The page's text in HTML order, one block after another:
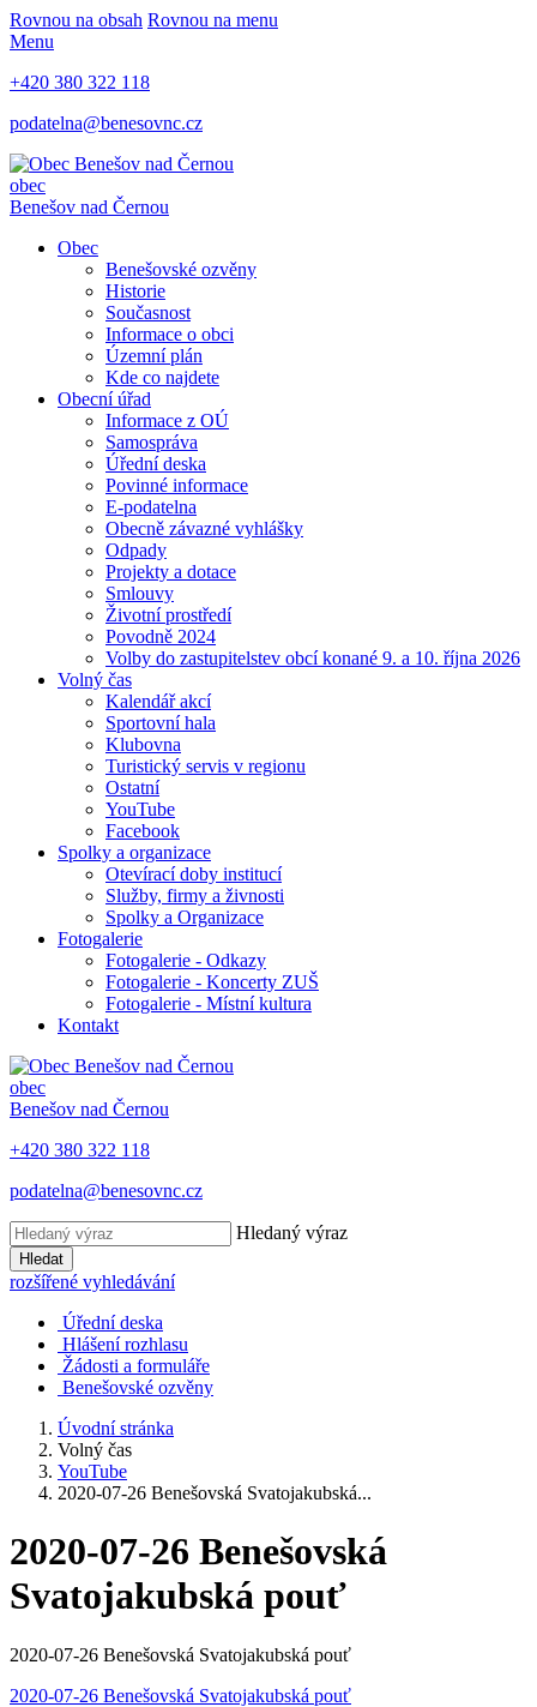
Rovnou na obsah Rovnou na menu
Menu
+420 380 322 118
podatelna@benesovnc.cz
obec
Benešov nad Černou
Obec
Benešovské ozvěny
Historie
Současnost
Informace o obci
Územní plán
Kde co najdete
Obecní úřad
Informace z OÚ
Samospráva
Úřední deska
Povinné informace
E-podatelna
Obecně závazné vyhlášky
Odpady
Projekty a dotace
Smlouvy
Životní prostředí
Povodně 2024
Volby do zastupitelstev obcí konané 9. a 10. října 2026
Volný čas
Kalendář akcí
Sportovní hala
Klubovna
Turistický servis v regionu
Ostatní
YouTube
Facebook
Spolky a organizace
Otevírací doby institucí
Služby, firmy a živnosti
Spolky a Organizace
Fotogalerie
Fotogalerie - Odkazy
Fotogalerie - Koncerty ZUŠ
Fotogalerie - Místní kultura
Kontakt
obec
Benešov nad Černou
+420 380 322 118
podatelna@benesovnc.cz
Hledaný výraz
Hledat
rozšířené vyhledávání
Úřední deska
Hlášení rozhlasu
Žádosti a formuláře
Benešovské ozvěny
Úvodní stránka
Volný čas
YouTube
2020-07-26 Benešovská Svatojakubská...
2020-07-26 Benešovská
Svatojakubská pouť
2020-07-26 Benešovská Svatojakubská pouť
2020-07-26 Benešovská Svatojakubská pouť